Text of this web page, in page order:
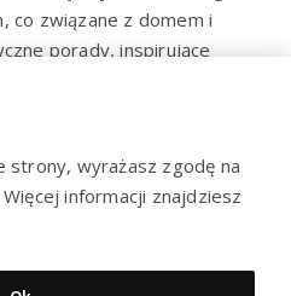
co związane z domem i
porady, inspirujące
miejsce, gdzie marzenia o
strony, wyrażasz zgodę na
informacji znajdziesz